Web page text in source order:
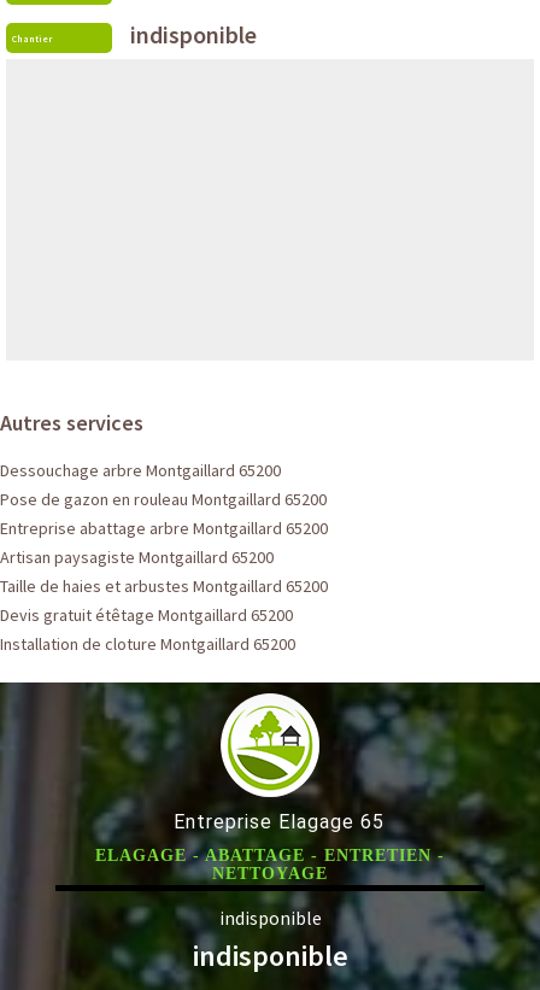
Chantier indisponible
Autres services
Dessouchage arbre Montgaillard 65200
Pose de gazon en rouleau Montgaillard 65200
Entreprise abattage arbre Montgaillard 65200
Artisan paysagiste Montgaillard 65200
Taille de haies et arbustes Montgaillard 65200
Devis gratuit étêtage Montgaillard 65200
Installation de cloture Montgaillard 65200
Entreprise Elagage 65
ELAGAGE - ABATTAGE - ENTRETIEN -
NETTOYAGE
indisponible
indisponible